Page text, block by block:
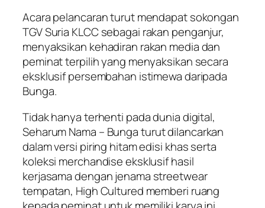
Acara pelancaran turut mendapat sokongan
TGV Suria KLCC sebagai rakan penganjur,
menyaksikan kehadiran rakan media dan
peminat terpilih yang menyaksikan secara
eksklusif persembahan istimewa daripada
Bunga.
Tidak hanya terhenti pada dunia digital,
Seharum Nama – Bungaturut dilancarkan
dalam versi piring hitam edisi khas serta
koleksi merchandise eksklusif hasil
kerjasama dengan jenama streetwear
tempatan, High Cultured memberi ruang